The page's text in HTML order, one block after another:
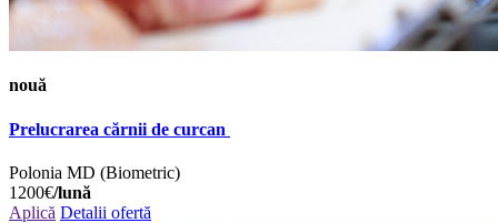
nouă
Prelucrarea cărnii de curcan
Polonia MD (Biometric)
1200€/lună
Aplică Detalii ofertă